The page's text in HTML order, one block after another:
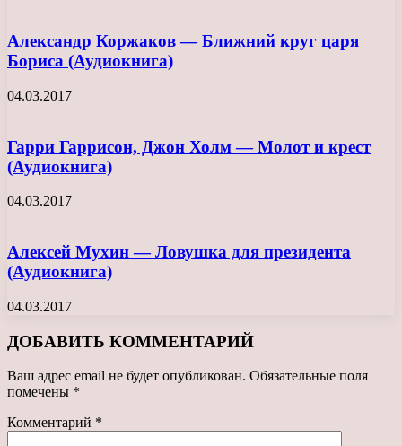
Александр Коржаков — Ближний круг царя
Бориса (Аудиокнига)
04.03.2017
Гарри Гаррисон, Джон Холм — Молот и крест
(Аудиокнига)
04.03.2017
Алексей Мухин — Ловушка для президента
(Аудиокнига)
04.03.2017
ДОБАВИТЬ КОММЕНТАРИЙ
Ваш адрес email не будет опубликован. Обязательные поля
помечены *
Комментарий *